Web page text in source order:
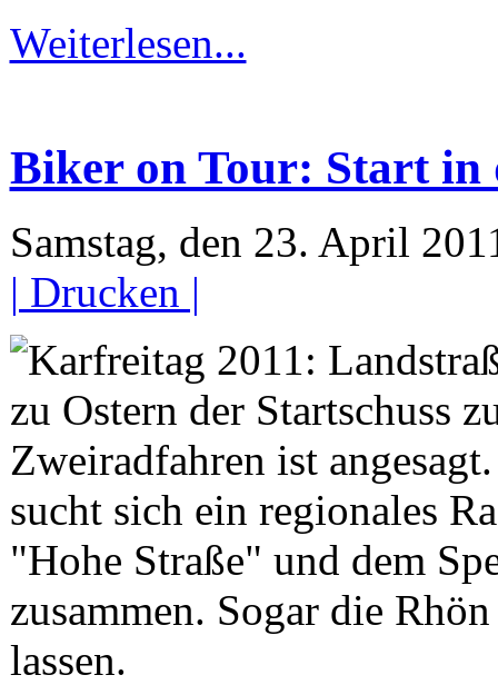
Weiterlesen...
Biker on Tour: Start in
Samstag, den 23. April
| Drucken |
zu Ostern der Startschuss
Zweiradfahren ist
sucht sich ein regionales
"Hohe Straße" und dem
zusammen. Sogar die
lassen.